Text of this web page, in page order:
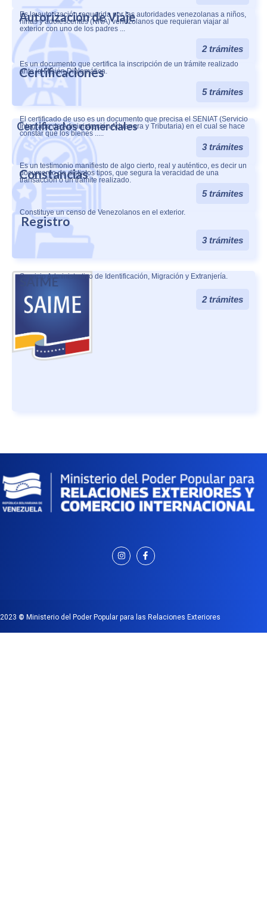
Autorización de Viaje
Es la autorización requerida por las autoridades venezolanas a niños,
niñas y adolescentes (NNA) venezolanos que requieran viajar al
exterior con uno de los padres ...
2 trámites
Certificaciones
Es un documento que certifica la inscripción de un trámite realizado
ante la Misión Diplomática.
5 trámites
Certificados comerciales
El certificado de uso es un documento que precisa el SENIAT (Servicio
Integrado de Administración Aduanera y Tributaria) en el cual se hace
constar que los bienes .....
3 trámites
Constancias
Es un testimonio manifiesto de algo cierto, real y auténtico, es decir un
documento de distintos tipos, que segura la veracidad de una
transacción o un trámite realizado.
5 trámites
Registro
Constituye un censo de Venezolanos en el exterior.
3 trámites
SAIME
Servicio Administrativo de Identificación, Migración y Extranjería.
2 trámites
2023 © Ministerio del Poder Popular para las Relaciones Exteriores